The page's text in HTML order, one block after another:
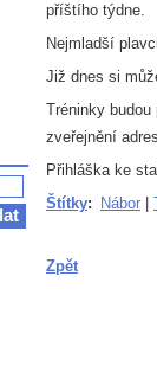
příštího týdne.
Nejmladší
Již dnes si
Tréninky
zveřejnění
Přihláška ke
Štítky: Nábor
Zpět